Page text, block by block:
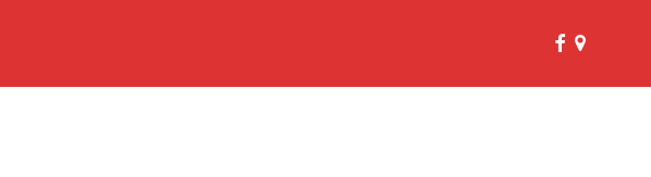
facebook
google-
plus